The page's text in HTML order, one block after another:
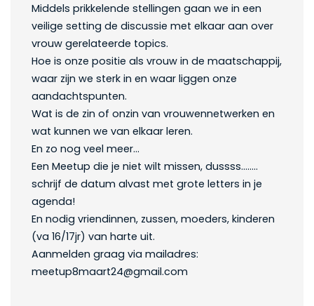
Middels prikkelende stellingen gaan we in een
veilige setting de discussie met elkaar aan over
vrouw gerelateerde topics.
Hoe is onze positie als vrouw in de maatschappij,
waar zijn we sterk in en waar liggen onze
aandachtspunten.
Wat is de zin of onzin van vrouwennetwerken en
wat kunnen we van elkaar leren.
En zo nog veel meer…
Een Meetup die je niet wilt missen, dussss……..
schrijf de datum alvast met grote letters in je
agenda!
En nodig vriendinnen, zussen, moeders, kinderen
(va 16/17jr) van harte uit.
Aanmelden graag via mailadres:
meetup8maart24@gmail.com